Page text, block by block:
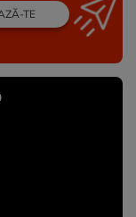
TE